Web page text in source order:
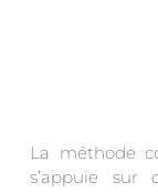
La méthode
s’appuie sur